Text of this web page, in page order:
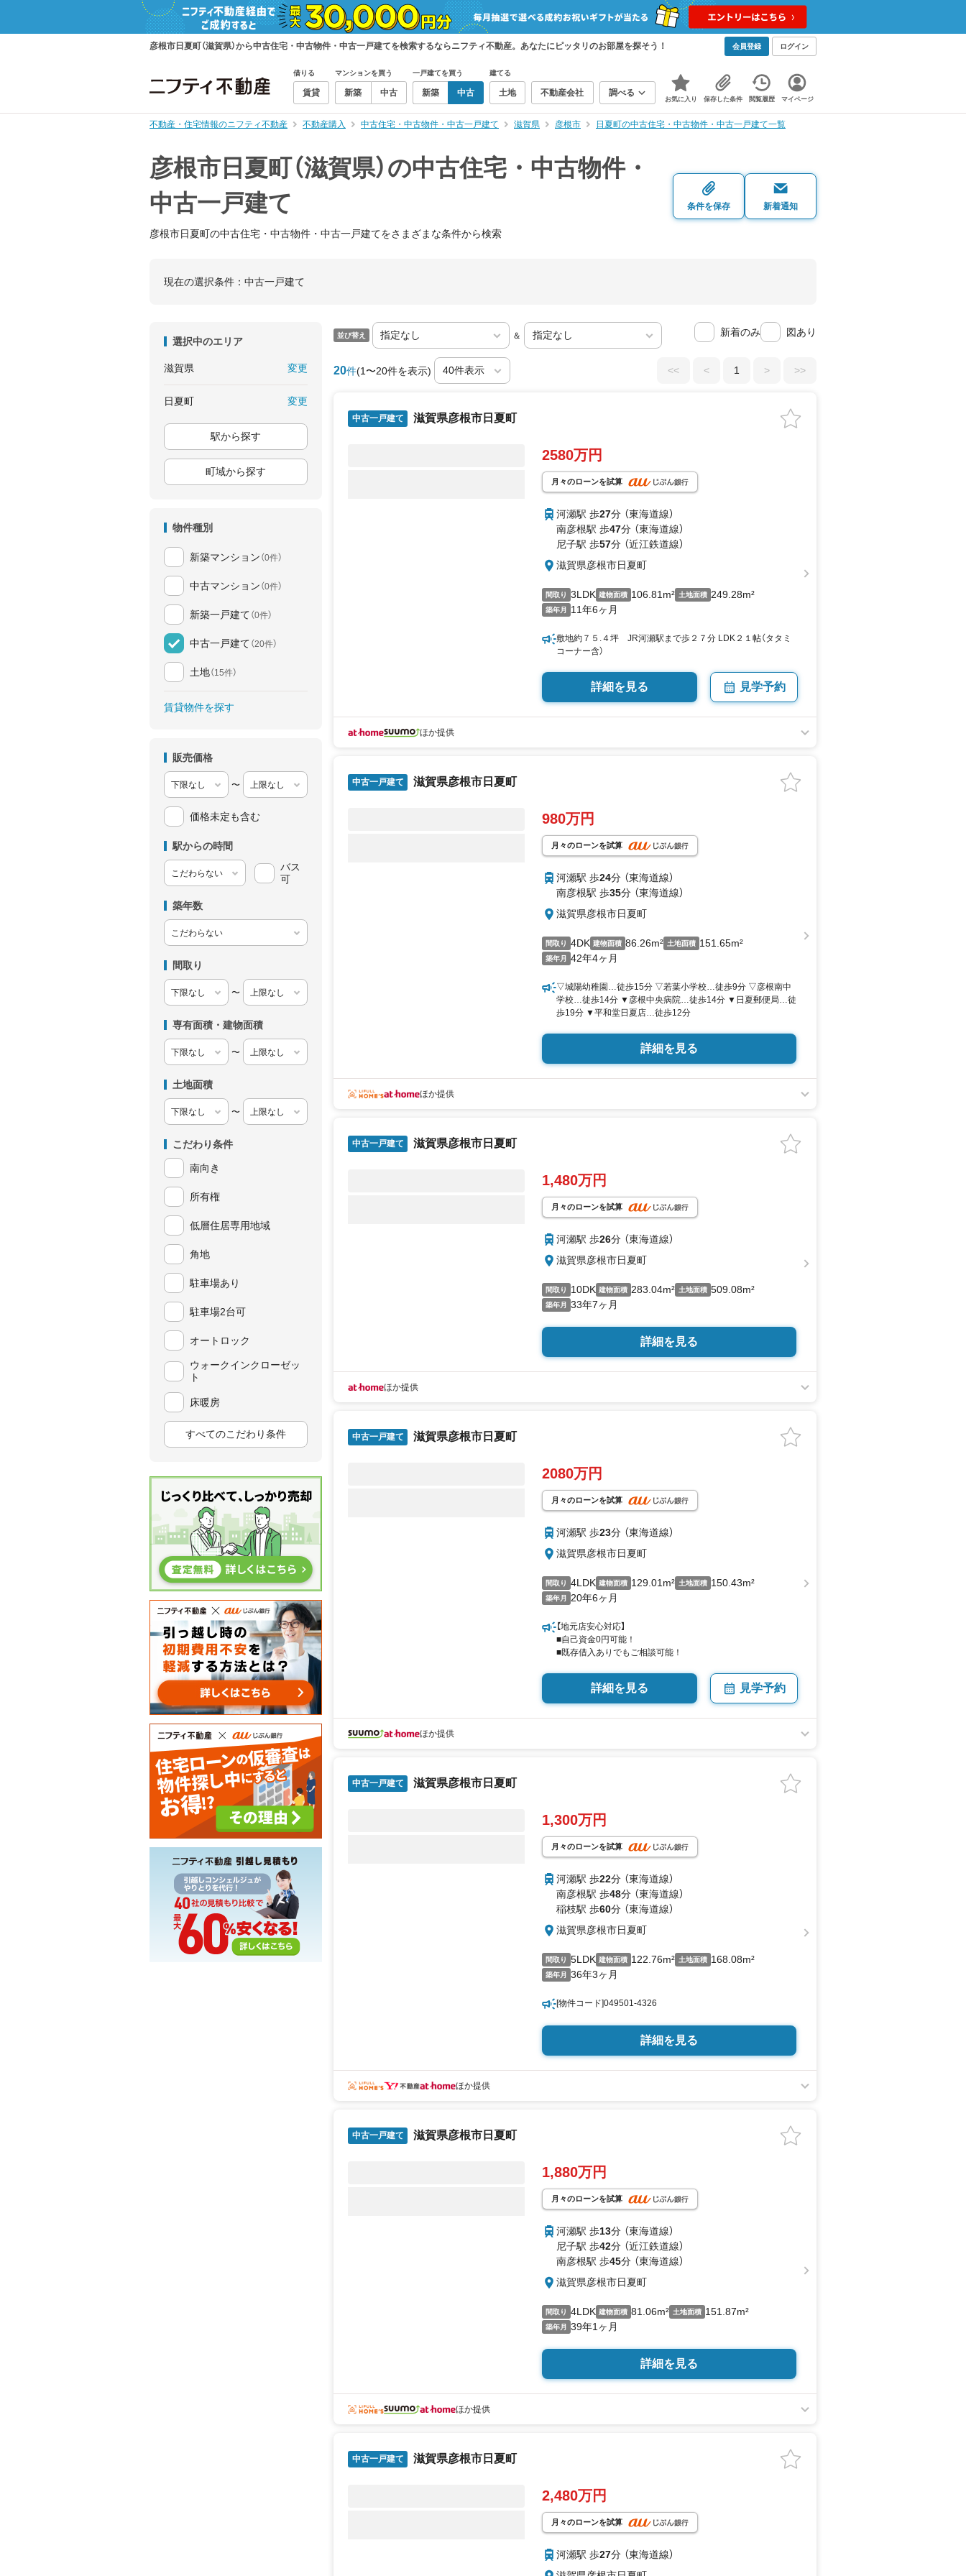
彦根市日夏町（滋賀県）から中古住宅・中古物件・中古一戸建てを検索するならニフティ不動産。あなたにピッタリのお部屋を探そう！ 会員登録 ログイン
借りる
賃貸
マンションを買う
新築 中古
一戸建てを買う
新築 中古
建てる
土地 不動産会社 調べる
お気に入り 保存した条件 閲覧履歴 マイページ
不動産・住宅情報のニフティ不動産 不動産購入 中古住宅・中古物件・中古一戸建て 滋賀県 彦根市 日夏町の中古住宅・中古物件・中古一戸建て一覧
彦根市日夏町（滋賀県）の中古住宅・中古物件・
中古一戸建て
彦根市日夏町の中古住宅・中古物件・中古一戸建てをさまざまな条件から検索
条件を保存 新着通知
現在の選択条件： 中古一戸建て
選択中のエリア
滋賀県 変更
日夏町 変更
駅から探す
町域から探す
物件種別
新築マンション （0件）
中古マンション （0件）
新築一戸建て （0件）
中古一戸建て （20件）
土地（15件）
賃貸物件を探す
販売価格
〜
価格未定も含む
駅からの時間
バス
可
築年数
間取り
〜
専有面積・建物面積
〜
土地面積
〜
こだわり条件
南向き
所有権
低層住居専用地域
角地
駐車場あり
駐車場2台可
オートロック
ウォークインクローゼッ
ト
床暖房
すべてのこだわり条件
並び替え ＆ 新着のみ 図あり
20件(1〜20件を表示) << < 1 > >>
中古一戸建て 滋賀県彦根市日夏町
2580万円
月々のローンを試算
河瀬駅 歩27分 （東海道線）
南彦根駅 歩47分 （東海道線）
尼子駅 歩57分 （近江鉄道線）
滋賀県彦根市日夏町
間取り 3LDK 建物面積 106.81m² 土地面積 249.28m²
築年月 11年6ヶ月
敷地約７５.４坪 JR河瀬駅まで歩２７分 LDK２１帖（タタミ
コーナー含）
詳細を見る 見学予約
ほか提供
中古一戸建て 滋賀県彦根市日夏町
980万円
月々のローンを試算
河瀬駅 歩24分 （東海道線）
南彦根駅 歩35分 （東海道線）
滋賀県彦根市日夏町
間取り 4DK 建物面積 86.26m² 土地面積 151.65m²
築年月 42年4ヶ月
▽城陽幼稚園…徒歩15分 ▽若葉小学校…徒歩9分 ▽彦根南中
学校…徒歩14分 ▼彦根中央病院…徒歩14分 ▼日夏郵便局…徒
歩19分 ▼平和堂日夏店…徒歩12分
詳細を見る
ほか提供
中古一戸建て 滋賀県彦根市日夏町
1,480万円
月々のローンを試算
河瀬駅 歩26分 （東海道線）
滋賀県彦根市日夏町
間取り 10DK 建物面積 283.04m² 土地面積 509.08m²
築年月 33年7ヶ月
詳細を見る
ほか提供
中古一戸建て 滋賀県彦根市日夏町
2080万円
月々のローンを試算
河瀬駅 歩23分 （東海道線）
滋賀県彦根市日夏町
間取り 4LDK 建物面積 129.01m² 土地面積 150.43m²
築年月 20年6ヶ月
【地元店安心対応】
■自己資金0円可能！
■既存借入ありでもご相談可能！
詳細を見る 見学予約
ほか提供
中古一戸建て 滋賀県彦根市日夏町
1,300万円
月々のローンを試算
河瀬駅 歩22分 （東海道線）
南彦根駅 歩48分 （東海道線）
稲枝駅 歩60分 （東海道線）
滋賀県彦根市日夏町
間取り 5LDK 建物面積 122.76m² 土地面積 168.08m²
築年月 36年3ヶ月
[物件コード]049501-4326
詳細を見る
ほか提供
中古一戸建て 滋賀県彦根市日夏町
1,880万円
月々のローンを試算
河瀬駅 歩13分 （東海道線）
尼子駅 歩42分 （近江鉄道線）
南彦根駅 歩45分 （東海道線）
滋賀県彦根市日夏町
間取り 4LDK 建物面積 81.06m² 土地面積 151.87m²
築年月 39年1ヶ月
詳細を見る
ほか提供
中古一戸建て 滋賀県彦根市日夏町
2,480万円
月々のローンを試算
河瀬駅 歩27分 （東海道線）